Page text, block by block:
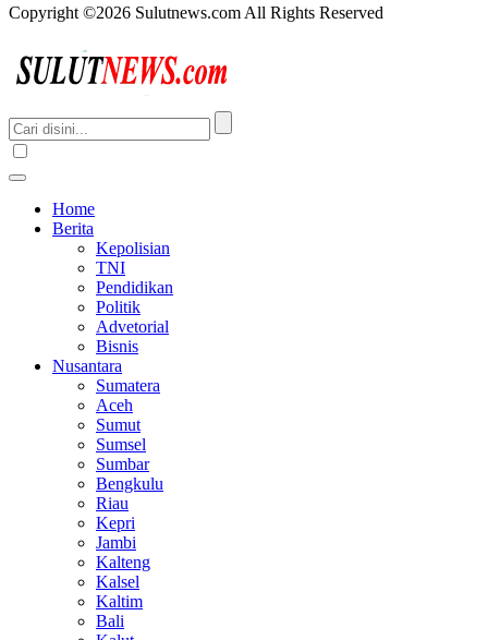
Copyright ©2026 Sulutnews.com All Rights Reserved
Home
Berita
Kepolisian
TNI
Pendidikan
Politik
Advetorial
Bisnis
Nusantara
Sumatera
Aceh
Sumut
Sumsel
Sumbar
Bengkulu
Riau
Kepri
Jambi
Kalteng
Kalsel
Kaltim
Bali